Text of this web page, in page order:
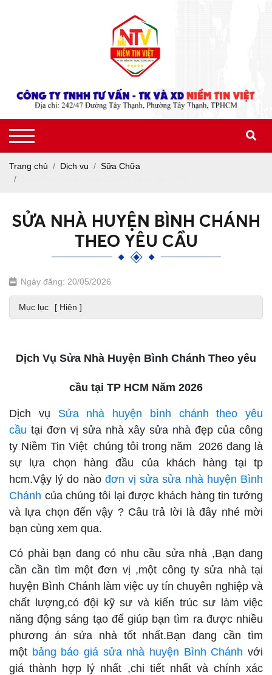
Trang chủ Dịch vụ
Sữa Chữa
SỬA NHÀ HUYỆN BÌNH CHÁNH
THEO YÊU CẦU
Ngày đăng: 20/05/2026
Mục lục [ Hiện ]
Dịch Vụ Sửa Nhà Huyện Bình Chánh Theo yêu
cầu tại TP HCM Năm 2026
Dịch vụ Sửa nhà huyện bình chánh theo yêu
cầu tại đơn vị sửa nhà xây sửa nhà đẹp của công
ty Niềm Tin Việt chúng tôi trong năm 2026 đang là
sự lựa chọn hàng đầu của khách hàng tại tp
hcm.Vậy lý do nào đơn vị sửa sửa nhà huyện Bình
Chánh của chúng tôi lại được khách hàng tin tưởng
và lựa chọn đến vậy ? Câu trả lời là đây nhé mời
bạn cùng xem qua.
Có phải bạn đang có nhu cầu sửa nhà ,Bạn đang
cần cần tìm một đơn vị ,một công ty sửa nhà tại
huyện Bình Chánh làm việc uy tín chuyên nghiệp và
chất lượng,có đội kỹ sư và kiến trúc sư làm việc
năng động sáng tạo để giúp bạn tìm ra được nhiều
phương án sửa nhà tốt nhất.Bạn đang cần tìm
một bảng báo giá sửa nhà huyện Bình Chánh với
giá thành hợp lý nhất ,chi tiết nhất và chính xác